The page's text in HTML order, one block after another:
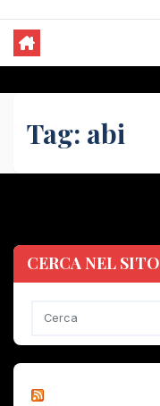
Tag: abi
CERCA NEL SITO